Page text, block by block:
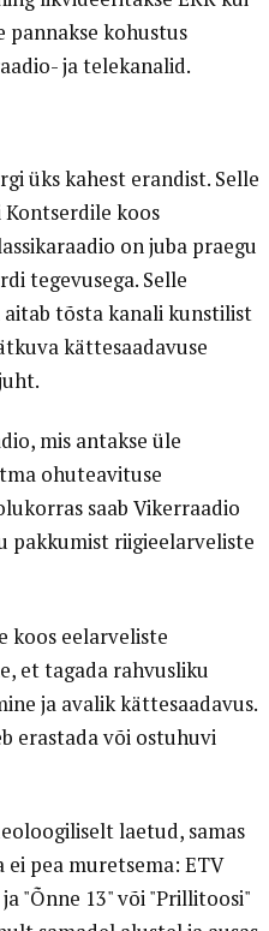
pannakse kohustus
ja telekanalid.
üks kahest erandist. Selle
Kontserdile koos
on juba praegu
tegevusega. Selle
tõsta kanali kunstilist
kättesaadavuse
mis antakse üle
ohuteavituse
saab Vikerraadio
pakkumist riigieelarveliste
koos eelarveliste
et tagada rahvusliku
ja avalik kättesaadavus.
erastada või ostuhuvi
laetud, samas
pea muretsema: ETV
"Õnne 13" või "Prillitoosi"